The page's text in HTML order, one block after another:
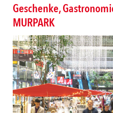
Geschenke,
MURPARK